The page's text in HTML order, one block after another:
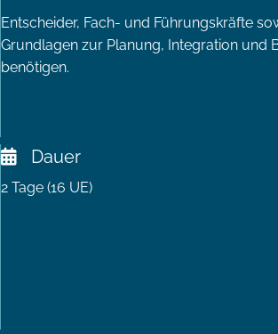
Entscheider, Fach- und Führungskräfte
Grundlagen zur Planung, Integration und
benötigen.
Dauer
2 Tage (16 UE)